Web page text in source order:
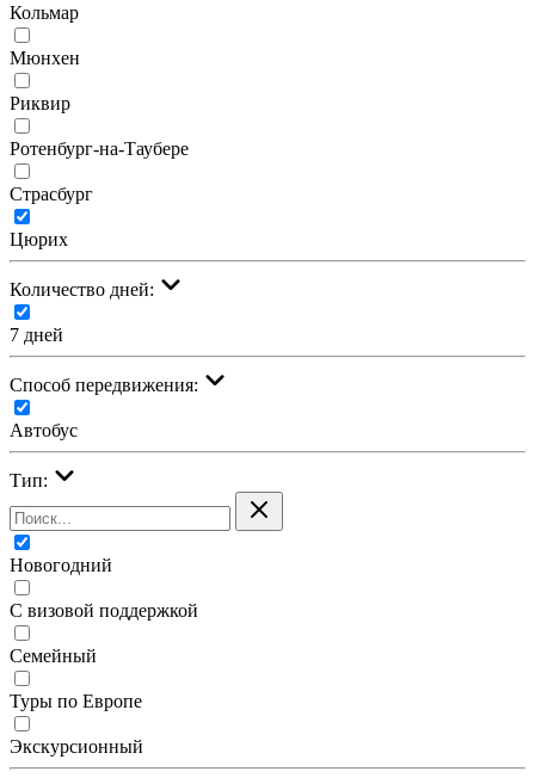
Кольмар
Мюнхен
Риквир
Ротенбург-на-Таубере
Страсбург
Цюрих
Количество дней:
7 дней
Cпособ передвижения:
Автобус
Тип:
Новогодний
С визовой поддержкой
Семейный
Туры по Европе
Экскурсионный